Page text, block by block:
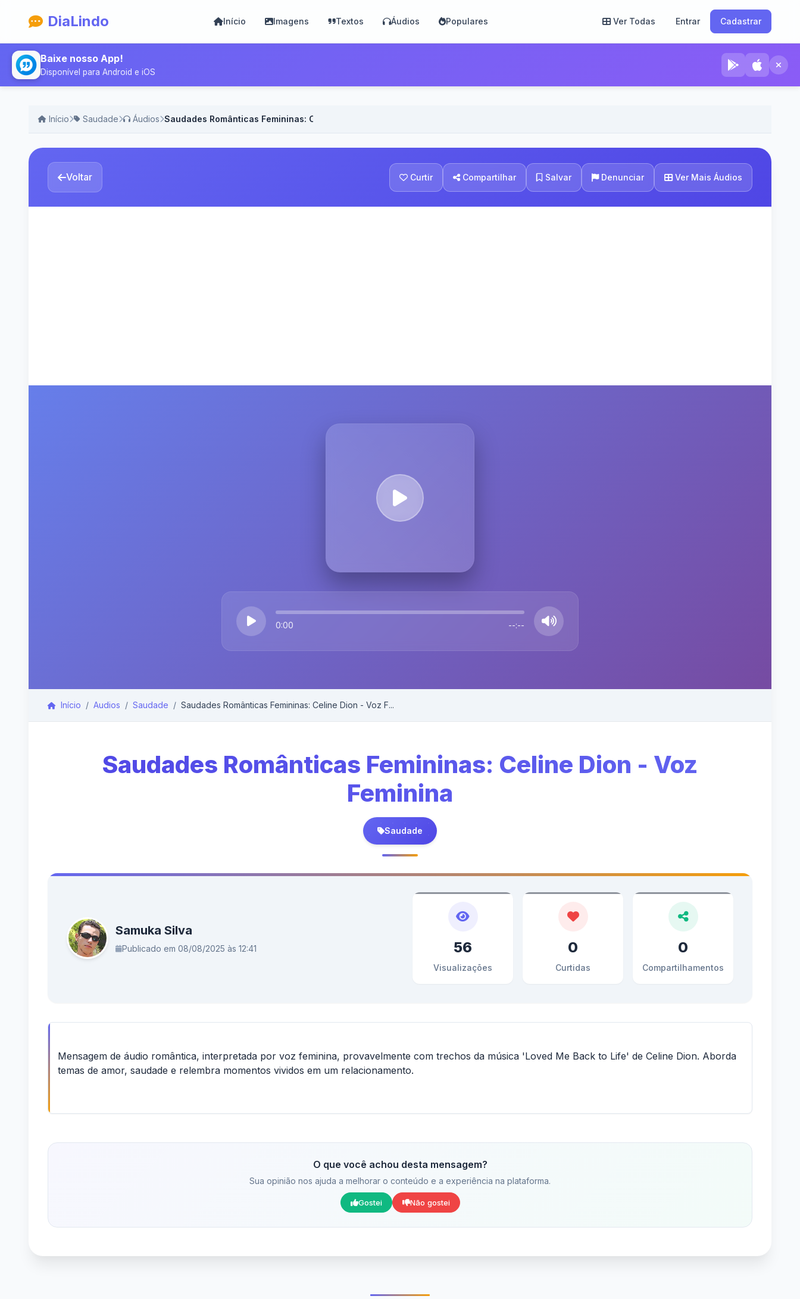
DiaLindo Início Imagens Textos Áudios Populares Ver Todas Entrar Cadastrar
Baixe nosso App!
Disponível para Android e iOS
Início Saudade Áudios Saudades Românticas Femininas: Celine Dion - Voz Feminina
Voltar Curtir Compartilhar Salvar Denunciar Ver Mais Áudios
0:00 --:--
Início Audios Saudade Saudades Românticas Femininas: Celine Dion - Voz F...
Saudades Românticas Femininas: Celine Dion - Voz
Feminina
Saudade
Samuka Silva
Publicado em 08/08/2025 às 12:41 56
Visualizações
0
Curtidas
0
Compartilhamentos
Mensagem de áudio romântica, interpretada por voz feminina, provavelmente com trechos da música 'Loved Me Back to Life' de Celine Dion. Aborda
temas de amor, saudade e relembra momentos vividos em um relacionamento.
O que você achou desta mensagem?
Sua opinião nos ajuda a melhorar o conteúdo e a experiência na plataforma.
Gostei Não gostei